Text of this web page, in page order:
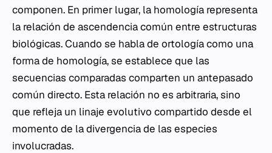
componen. En primer lugar, la homología representa
la relación de ascendencia común entre estructuras
biológicas. Cuando se habla de ortología como una
forma de homología, se establece que las
secuencias comparadas comparten un antepasado
común directo. Esta relación no es arbitraria, sino
que refleja un linaje evolutivo compartido desde el
momento de la divergencia de las especies
involucradas.